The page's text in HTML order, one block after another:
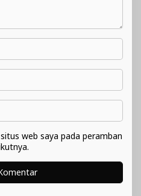
web saya pada peramban